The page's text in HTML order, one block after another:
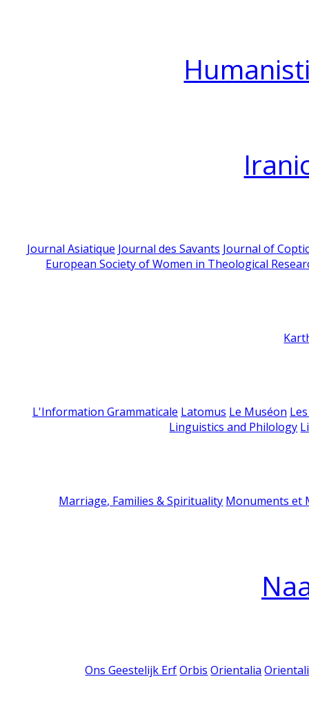
Journal Asiatique Journal des Savants Journal of
European Society of Women in Theological
L'Information Grammaticale Latomus Le Muséon
Linguistics and Philology
Marriage, Families & Spirituality Monuments et
Ons Geestelijk Erf Orbis Orientalia